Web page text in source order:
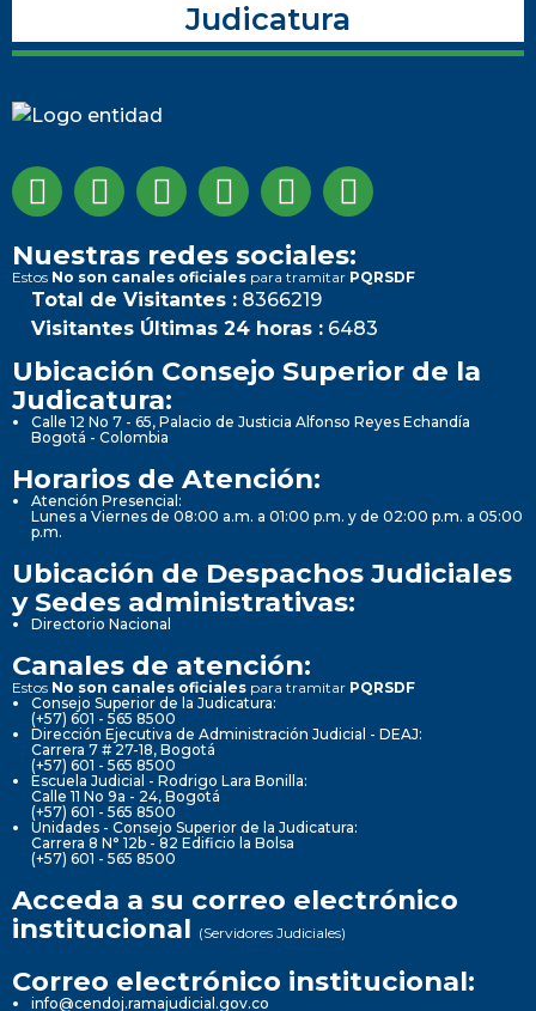
Judicatura
Nuestras redes sociales:
Estos No son canales oficiales para tramitar PQRSDF
Total de Visitantes : 8366219
Visitantes Últimas 24 horas : 6483
Ubicación Consejo Superior de la
Judicatura:
Calle 12 No 7 - 65, Palacio de Justicia Alfonso Reyes Echandía
Bogotá - Colombia
Horarios de Atención:
Atención Presencial:
Lunes a Viernes de 08:00 a.m. a 01:00 p.m. y de 02:00 p.m. a 05:00
p.m.
Ubicación de Despachos Judiciales
y Sedes administrativas:
Directorio Nacional
Canales de atención:
Estos No son canales oficiales para tramitar PQRSDF
Consejo Superior de la Judicatura:
(+57) 601 - 565 8500
Dirección Ejecutiva de Administración Judicial - DEAJ:
Carrera 7 # 27-18, Bogotá
(+57) 601 - 565 8500
Escuela Judicial - Rodrigo Lara Bonilla:
Calle 11 No 9a - 24, Bogotá
(+57) 601 - 565 8500
Unidades - Consejo Superior de la Judicatura:
Carrera 8 N° 12b - 82 Edificio la Bolsa
(+57) 601 - 565 8500
Acceda a su correo electrónico
institucional (Servidores Judiciales)
Correo electrónico institucional:
info@cendoj.ramajudicial.gov.co